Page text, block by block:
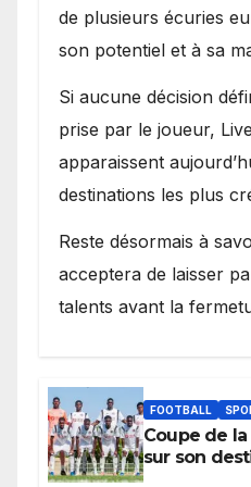
de plusieurs écuries
son potentiel et à sa
Si aucune décision
prise par le joueur,
apparaissent
destinations les plus
Reste désormais à
acceptera de laisser
talents avant la
FOOTBALL
Coupe de la
sur son